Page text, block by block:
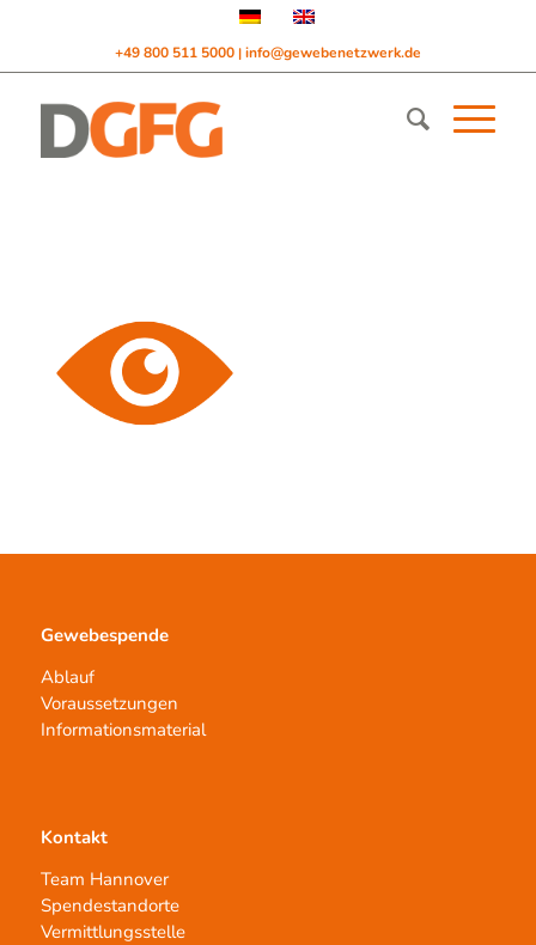
+49 800 511 5000 | info@gewebenetzwerk.de
Gewebespende
Ablauf
Voraussetzungen
Informationsmaterial
Kontakt
Team Hannover
Spendestandorte
Vermittlungsstelle